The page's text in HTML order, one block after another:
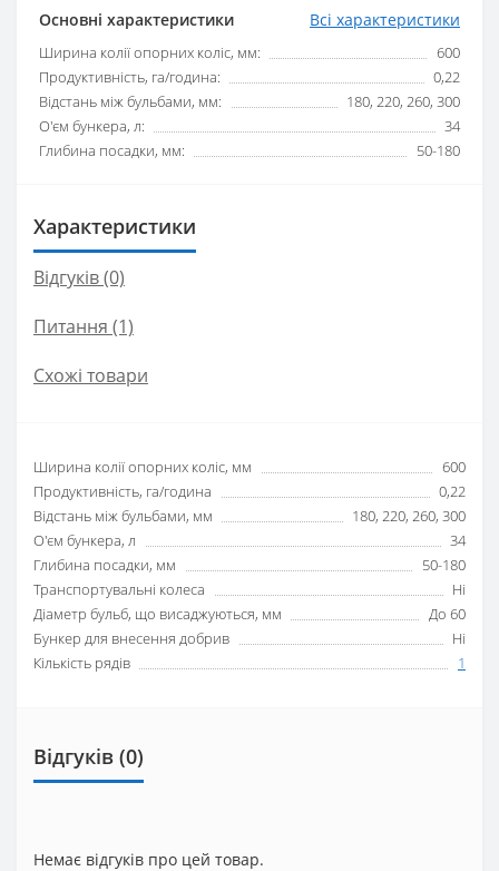
Основні характеристики Всі характеристики
Ширина колії опорних коліс, мм:
600
Продуктивність, га/година:
0,22
Відстань між бульбами, мм:
180, 220, 260, 300
О'єм бункера, л:
34
Глибина посадки, мм:
50-180
Характеристики
Відгуків (0)
Питання (1)
Схожі товари
Ширина колії опорних коліс, мм
600
Продуктивність, га/година
0,22
Відстань між бульбами, мм
180, 220, 260, 300
О'єм бункера, л
34
Глибина посадки, мм
50-180
Транспортувальні колеса
Ні
Діаметр бульб, що висаджуються, мм
До 60
Бункер для внесення добрив
Ні
Кількість рядів
1
Відгуків (0)
Немає відгуків про цей товар.